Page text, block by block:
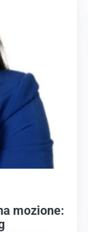
mozione: